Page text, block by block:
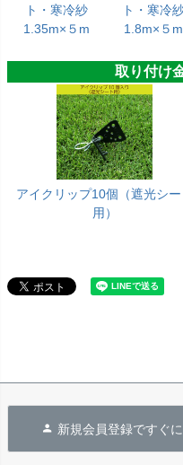
ト・寒冷紗
1.35m×５m
ト・寒冷
1.8m×５m
取り付け
アイクリップ10個（遮光シー
用）
新規会員登録ですぐ